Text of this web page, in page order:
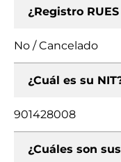
¿Registro
No / Cancelado
¿Cuál es su
901428008
¿Cuáles son